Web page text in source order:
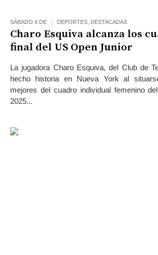
SÁBADO 6 DE DEPORTES DESTACADAS
Charo Esquiva alcanza los
final del US Open Junior
La jugadora Charo Esquiva, del Club de
hecho historia en Nueva York al
mejores del cuadro individual femenino
2025...